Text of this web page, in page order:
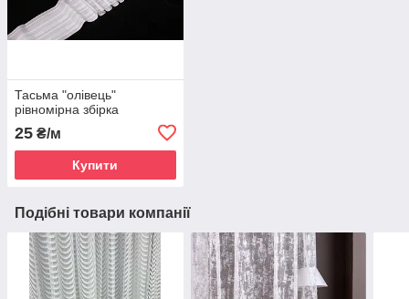
Тасьма "олівець"
рівномірна збірка
25 ₴/м
Купити
Подібні товари компанії